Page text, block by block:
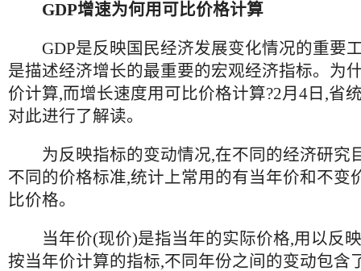
GDP增速为何用可比价格计算
GDP是反映国民经济发展变化情况的重要
是描述经济增长的最重要的宏观经济指标。为
价计算,而增长速度用可比价格计算?2月4日,省
对此进行了解读。
为反映指标的变动情况,在不同的经济研究
不同的价格标准,统计上常用的有当年价和不变
比价格。
当年价(现价)是指当年的实际价格,用以反
按当年价计算的指标,不同年份之间的变动包含